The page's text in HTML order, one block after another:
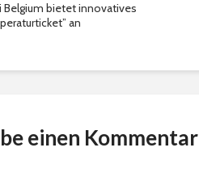
Belgium bietet innovatives
an
einen Kommentar